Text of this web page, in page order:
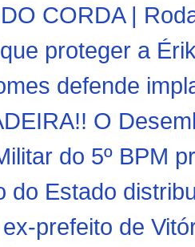
CORDA |
proteger a
defende
O
do 5º BPM
do Estado
prefeito de